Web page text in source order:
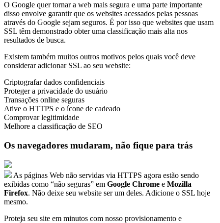
O Google quer tornar a web mais segura e uma parte importante
disso envolve garantir que os websites acessados pelas pessoas
através do Google sejam seguros. É por isso que websites que usam
SSL têm demonstrado obter uma classificação mais alta nos
resultados de busca.
Existem também muitos outros motivos pelos quais você deve
considerar adicionar SSL ao seu website:
Criptografar dados confidenciais
Proteger a privacidade do usuário
Transações online seguras
Ative o HTTPS e o ícone de cadeado
Comprovar legitimidade
Melhore a classificação de SEO
Os navegadores mudaram, não fique para trás
As páginas Web não servidas via HTTPS agora estão sendo
exibidas como “não seguras” em Google Chrome e Mozilla
Firefox. Não deixe seu website ser um deles. Adicione o SSL hoje
mesmo.
Proteja seu site em minutos com nosso provisionamento e